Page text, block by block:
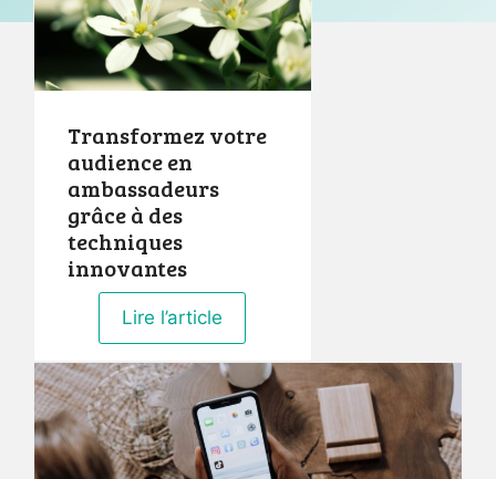
Transformez votre
audience en
ambassadeurs
grâce à des
techniques
innovantes
Lire l’article